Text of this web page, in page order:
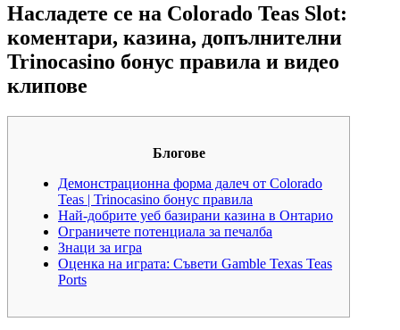
Насладете се на Colorado Teas Slot:
коментари, казина, допълнителни
Trinocasino бонус правила и видео
клипове
Блогове
Демонстрационна форма далеч от Colorado
Teas | Trinocasino бонус правила
Най-добрите уеб базирани казина в Онтарио
Ограничете потенциала за печалба
Знаци за игра
Оценка на играта: Съвети Gamble Texas Teas
Ports